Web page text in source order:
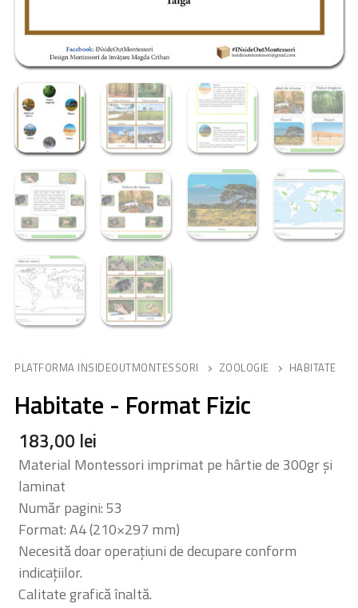
PLATFORMA INSIDEOUTMONTESSORI ZOOLOGIE HABITATE
Habitate - Format Fizic
183,00 lei
Material Montessori imprimat pe hârtie de 300gr și
laminat
Număr pagini: 53
Format: A4 (210×297 mm)
Necesită doar operațiuni de decupare conform
indicațiilor.
Calitate grafică înaltă.